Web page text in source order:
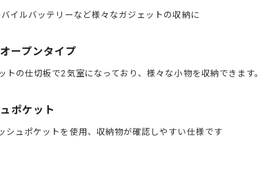
イルバッテリーなど様々なガジェットの収納に
ープンタイプ
トの仕切板で2気室になっており、様々な小物を収納できます。
ポケット
シュポケットを使用、収納物が確認しやすい仕様です